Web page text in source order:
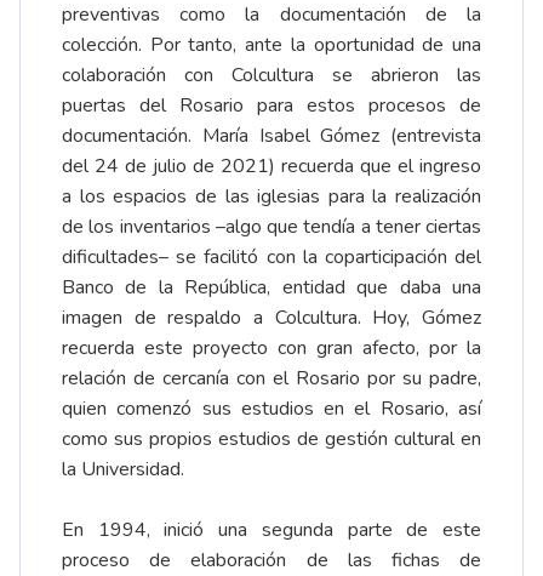
preventivas como la documentación de la
colección. Por tanto, ante la oportunidad de una
colaboración con Colcultura se abrieron las
puertas del Rosario para estos procesos de
documentación. María Isabel Gómez (entrevista
del 24 de julio de 2021) recuerda que el ingreso
a los espacios de las iglesias para la realización
de los inventarios –algo que tendía a tener ciertas
dificultades– se facilitó con la coparticipación del
Banco de la República, entidad que daba una
imagen de respaldo a Colcultura. Hoy, Gómez
recuerda este proyecto con gran afecto, por la
relación de cercanía con el Rosario por su padre,
quien comenzó sus estudios en el Rosario, así
como sus propios estudios de gestión cultural en
la Universidad.
En 1994, inició una segunda parte de este
proceso de elaboración de las fichas de